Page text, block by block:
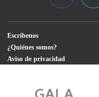
Escríbenos
¿Quiénes somos?
Aviso de privacidad